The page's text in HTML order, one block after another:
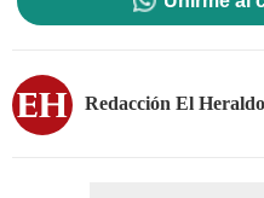
Redacción El Heraldo